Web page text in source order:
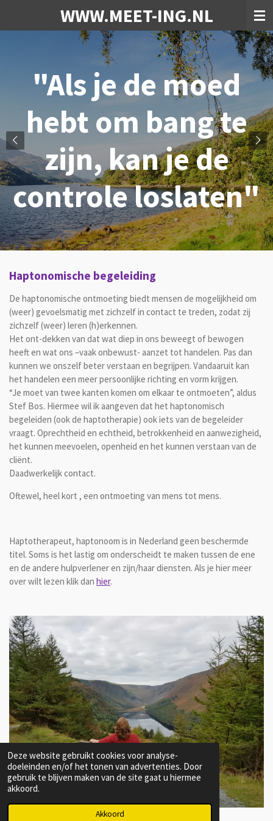
Deze website gebruikt cookies voor analyse-
doeleinden en/of het tonen van advertenties. Door
gebruik te blijven maken van de site gaat u hiermee
akkoord.
Akkoord
WWW.MEET-ING.NL
"Als je de moed
hebt om bang te
zijn, kan je de
controle loslaten"
Haptonomische begeleiding
De haptonomische ontmoeting biedt mensen de mogelijkheid om
(weer) gevoelsmatig met zichzelf in contact te treden, zodat zij
zichzelf (weer) leren (h)erkennen.
Het ont-dekken van dat wat diep in ons beweegt of bewogen
heeft en wat ons –vaak onbewust- aanzet tot handelen. Pas dan
kunnen we onszelf beter verstaan en begrijpen. Vandaaruit kan
het handelen een meer persoonlijke richting en vorm krijgen.
“Je moet van twee kanten komen om elkaar te ontmoeten”, aldus
Stef Bos. Hiermee wil ik aangeven dat het haptonomisch
begeleiden (ook de haptotherapie) ook iets van de begeleider
vraagt. Oprechtheid en echtheid, betrokkenheid en aanwezigheid,
het kunnen meevoelen, openheid en het kunnen verstaan van de
cliënt.
Daadwerkelijk contact.
Oftewel, heel kort , een ontmoeting van mens tot mens.
Haptotherapeut, haptonoom is in Nederland geen beschermde
titel. Soms is het lastig om onderscheidt te maken tussen de ene
en de andere hulpverlener en zijn/haar diensten. Als je hier meer
over wilt lezen klik dan hier.